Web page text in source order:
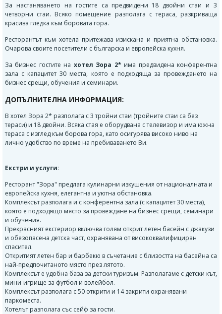
За настаняването на гостите са предвидени 18 двойни стаи и 3
четворни стаи. Всяко помещение разполага с тераса, разкриваща
красива гледка към боровата гора.
Ресторантът към хотела притежава изискана и приятна обстановка.
Очарова своите посетители с българска и европейска кухня.
За бизнес гостите на хотел Зора 2* има предвидена конферентна
зала с капацитет 30 места, която е подходяща за провеждането на
бизнес срещи, обучения и семинари.
ДОПЪЛНИТЕЛНА ИНФОРМАЦИЯ:
В хотел Зора 2* разполага с 3 тройни стаи (тройните стаи са без
тераси) и 18 двойни. Всяка стая е оборудвана с телевизор и има южна
тераса с изглед към борова гора, като осигурява високо ниво на
лично удобство по време на пребиваването Ви.
Екстри и услуги:
Ресторант "Зора" предлага кулинарни изкушения от националната и
европейска кухня, елегантна и уютна обстановка.
Комплексът разполага и с конферентна зала (с капацитет 30 места),
която е подходящо място за провеждане на бизнес срещи, семинари
и обучения.
Прекрасният екстериор включва голям открит летен басейн с джакузи
и обезопасена детска част, охранявана от висококвалифициран
спасител.
Откритият летен бар и барбекю в съчетание с близостта на басейна са
най-предпочитаното място през лятото.
Комплексът е удобна база за детски туризъм. Разполагаме с детски кът,
мини-игрище за футбол и волейбол.
Комплексът разполага с 50 открити и 14 закрити охранявани
паркоместа.
Хотелът разполага със сейф за гости.